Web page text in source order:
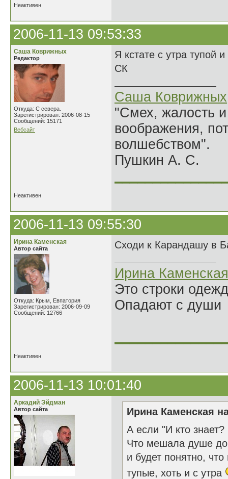
Неактивен
2006-11-13 09:53:33
Саша Коврижных
Редактор
Откуда: С севера.
Зарегистрирован: 2006-08-15
Сообщений: 15171
Вебсайт
Я кстате с утра тупой
СК
Саша Коврижных
"Смех, жалость
воображения,
волшебством".
Пушкин А. С.
Неактивен
2006-11-13 09:55:30
Ирина Каменская
Автор сайта
Откуда: Крым, Евпатория
Зарегистрирован: 2006-09-09
Сообщений: 12766
Сходи к Карандашу в
Ирина Каменская
Это строки
Опадают с души
Неактивен
2006-11-13 10:01:40
Аркадий Эйдман
Автор сайта
Ирина Каменская
А если "И кто
Что мешала душе до
и будет понятно,
тупые, хоть и с утра